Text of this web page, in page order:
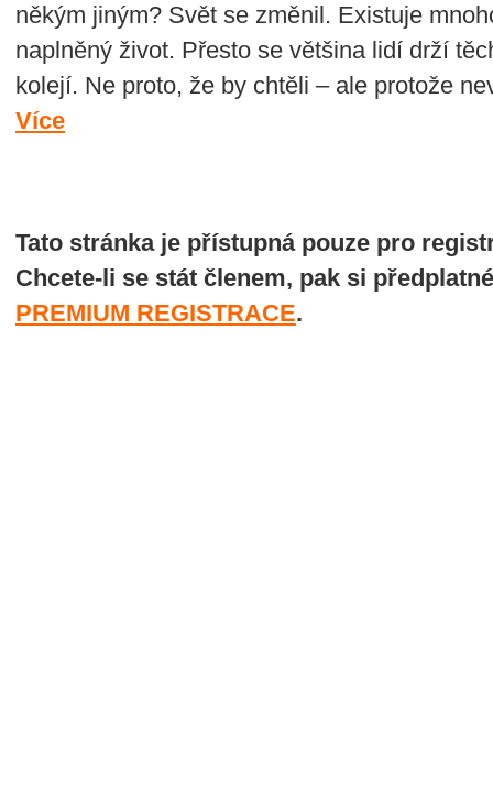
někým jiným? Svět se změnil. Existuje
naplněný život. Přesto se většina lidí drží
kolejí. Ne proto, že by chtěli – ale protože
Více
Tato stránka je přístupná pouze pro
Chcete-li se stát členem, pak si
PREMIUM REGISTRACE.